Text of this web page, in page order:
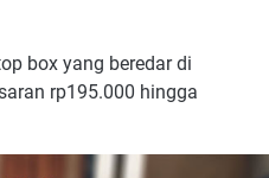
box yang beredar di
rp195.000 hingga